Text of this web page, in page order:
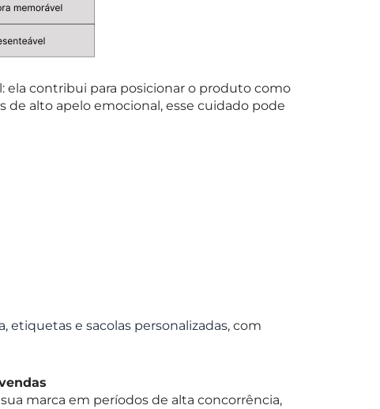
ela contribui para posicionar o produto como
de alto apelo emocional, esse cuidado pode
etiquetas e sacolas personalizadas, com
marca em períodos de alta concorrência,